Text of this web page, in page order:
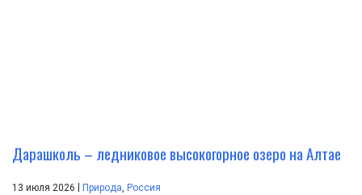
Дарашколь – ледниковое высокогорное озеро на Алтае
13 июля 2026 Природа, Россия